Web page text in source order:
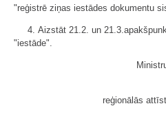
"reģistrē ziņas iestādes dokumentu
4. Aizstāt 21.2. un
"iestāde".
reģionālās